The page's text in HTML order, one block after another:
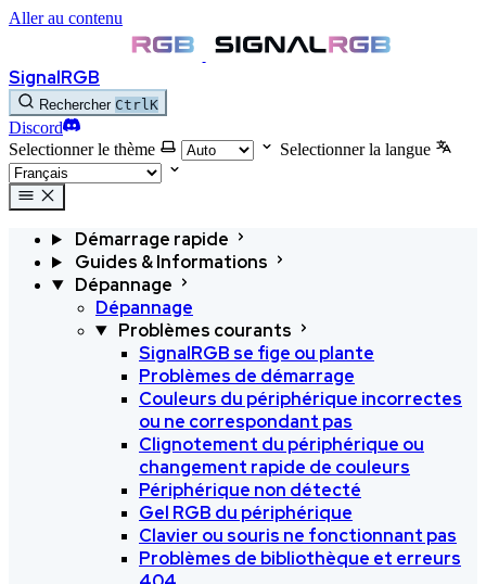
Aller au contenu
SignalRGB
Rechercher CtrlK
Discord
Selectionner le thème
Selectionner la langue
Démarrage rapide
Guides & Informations
Dépannage
Dépannage
Problèmes courants
SignalRGB se fige ou plante
Problèmes de démarrage
Couleurs du périphérique incorrectes
ou ne correspondant pas
Clignotement du périphérique ou
changement rapide de couleurs
Périphérique non détecté
Gel RGB du périphérique
Clavier ou souris ne fonctionnant pas
Problèmes de bibliothèque et erreurs